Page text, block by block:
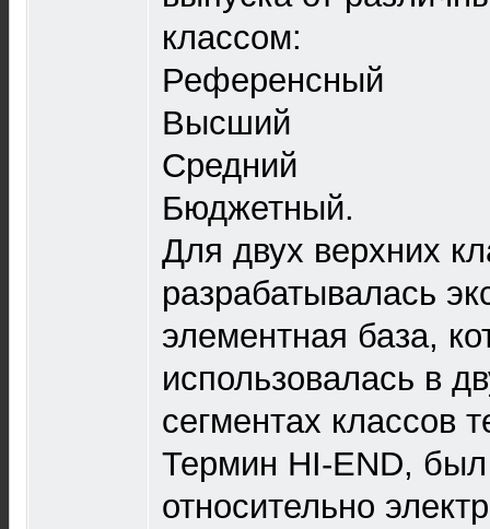
классом:
Референсный
Высший
Средний
Бюджетный.
Для двух верхних
разрабатывалась
элементная база,
использовалась в
сегментах классов
Термин HI-END,
относительно